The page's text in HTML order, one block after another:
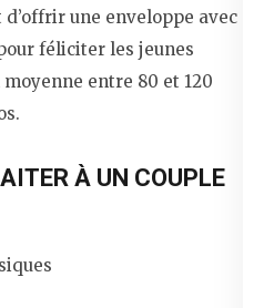
une enveloppe avec
féliciter les jeunes
entre 80 et 120
À UN COUPLE